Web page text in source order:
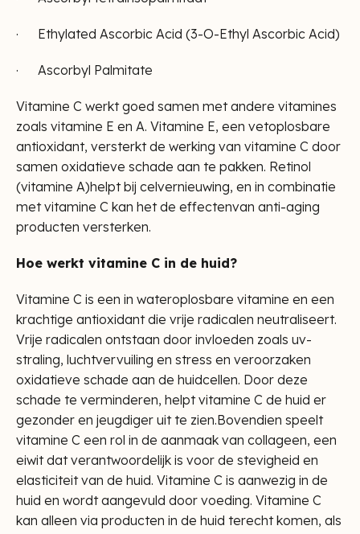
· Ethylated Ascorbic Acid (3-O-Ethyl Ascorbic Acid)
· Ascorbyl Palmitate
Vitamine C werkt goed samen met andere vitamines
zoals vitamine E en A. Vitamine E, een vetoplosbare
antioxidant, versterkt de werking van vitamine C door
samen oxidatieve schade aan te pakken. Retinol
(vitamine A)helpt bij celvernieuwing, en in combinatie
met vitamine C kan het de effectenvan anti-aging
producten versterken.
Hoe werkt vitamine C in de huid?
Vitamine C is een in wateroplosbare vitamine en een
krachtige antioxidant die vrije radicalen neutraliseert.
Vrije radicalen ontstaan door invloeden zoals uv-
straling, luchtvervuiling en stress en veroorzaken
oxidatieve schade aan de huidcellen. Door deze
schade te verminderen, helpt vitamine C de huid er
gezonder en jeugdiger uit te zien.Bovendien speelt
vitamine C een rol in de aanmaak van collageen, een
eiwit dat verantwoordelijk is voor de stevigheid en
elasticiteit van de huid. Vitamine C is aanwezig in de
huid en wordt aangevuld door voeding. Vitamine C
kan alleen via producten in de huid terecht komen, als